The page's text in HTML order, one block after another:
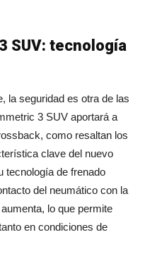
SUV: tecnología
la seguridad es otra de las
3 SUV aportará a
como resaltan los
clave del nuevo
tecnología de frenado
del neumático con la
lo que permite
en condiciones de